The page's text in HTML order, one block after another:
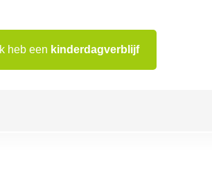
Ik heb een kinderdagverblijf